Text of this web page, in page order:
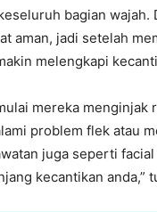
bagian wajah.
aman, jadi setelah
melengkapi
mereka menginjak
problem flek atau
juga seperti
kecantikan anda,”